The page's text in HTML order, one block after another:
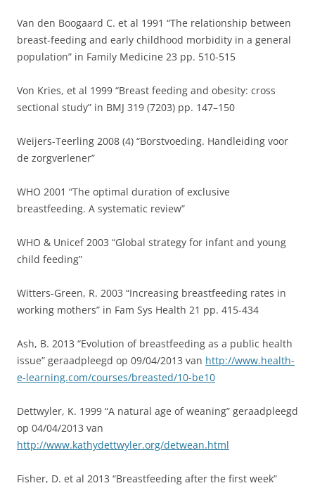
Van den Boogaard C. et al 1991 “The relationship between
breast-feeding and early childhood morbidity in a general
population” in Family Medicine 23 pp. 510-515
Von Kries, et al 1999 “Breast feeding and obesity: cross
sectional study” in BMJ 319 (7203) pp. 147–150
Weijers-Teerling 2008 (4) “Borstvoeding. Handleiding voor
de zorgverlener”
WHO 2001 “The optimal duration of exclusive
breastfeeding. A systematic review”
WHO & Unicef 2003 “Global strategy for infant and young
child feeding”
Witters-Green, R. 2003 “Increasing breastfeeding rates in
working mothers” in Fam Sys Health 21 pp. 415-434
Ash, B. 2013 “Evolution of breastfeeding as a public health
issue” geraadpleegd op 09/04/2013 van http://www.health-
e-learning.com/courses/breasted/10-be10
Dettwyler, K. 1999 “A natural age of weaning” geraadpleegd
op 04/04/2013 van
http://www.kathydettwyler.org/detwean.html
Fisher, D. et al 2013 “Breastfeeding after the first week”